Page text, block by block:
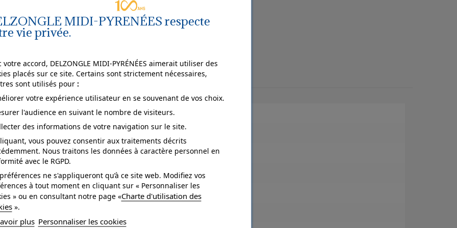
arrachable à sec.
droit.
lessivable à la brosse.
à la lumière bonne.
Collage sur le mur.
MIDI-PYRENÉES respecte
vie privée.
votre accord, DELZONGLE MIDI-PYRÉNÉES aimerait utiliser des
placés sur ce site. Certains sont strictement nécessaires,
sont utilisés pour :
votre expérience utilisateur en se souvenant de vos choix.
l'audience en suivant le nombre de visiteurs.
des informations de votre navigation sur le site.
vous pouvez consentir aux traitements décrits
Nous traitons les données à caractère personnel en
avec le RGPD.
ne s'appliqueront qu’à ce site web. Modifiez vos
à tout moment en cliquant sur « Personnaliser les
» ou en consultant notre page «Charte d'utilisation des
».
plus Personnaliser les cookies